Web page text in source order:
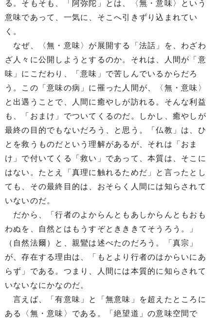
る。そもそも、「阿弥陀」とは、〈無・意味〉という
意味であって、一気に、そこへ引きずり込まれてい
く。
なぜ、〈無・意味〉が展開する「法話」を、わざわ
ざ人々に公開しようとするのか。それは、人間が「意
味」にこだわり、「意味」で苦しんでいるからだろ
う。この「意味の病」に罹った人間が、〈無・意味〉
と出遇うことで、人間に癒やしが訪れる。そんな利益
も、「おまけ」でついてくるのだ。しかし、癒やしが
最終の目的でもないだろう、と思う。「仏教」は、ひ
とを救うものだという理解があるが、それは「おま
け」で付いてくる「救い」であって、本質は、そこに
はない。たとえ「真理に触れるためだ」と言ったとし
ても、その最終目的は、おそらく人間には知らされて
いないのだ。
だから、「行者のよからんともあしからんともおも
わぬを、自然とはもうすぞときききてそうろう。」
（自然法爾）と、親鸞は述べたのだろう。「真宗」
が、存在する理由は、「もとより行者のはからいにあ
らず」である。つまり、人間には本質的に知らされて
いないなにかなのだ。
言えば、「有意味」と「無意味」を超えたところに
ある〈無・意味〉である。「絶望道」の意味空間で